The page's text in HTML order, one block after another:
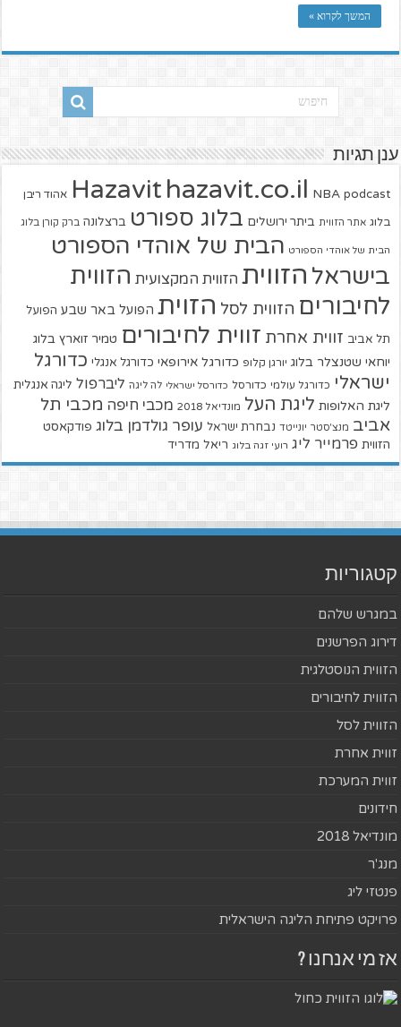
המשך לקרוא »
ענן תגיות
Hazavit hazavit.co.il NBA podcast אהוד ריבן
בלוג אתר הזווית ביתר ירושלים בלוג ספורט ברצלונה ברק קורן בלוג
הבית של אוהדי הספורט הבית של אוהדי הספורט
בישראל הזווית הזווית המקצועית הזווית
לחיבורים הזווית לסל הזוית הפועל באר שבע הפועל
תל אביב זווית אחרת זווית לחיבורים טמיר זוארץ בלוג
יוחאי שטנצלר בלוג יורגן קלופ כדורגל אירופאי כדורגל אנגלי כדורגל
ישראלי כדורגל עולמי כדורסל כדורסל ישראלי לה ליגה ליברפול ליגה אנגלית
ליגת האלופות ליגת העל מונדיאל 2018 מכבי חיפה מכבי תל
אביב מנצ'סטר יונייטד נבחרת ישראל עופר גולדמן בלוג פודקאסט
הזווית פרמייר ליג רועי זגה בלוג ריאל מדריד
קטגוריות
במגרש שלהם
דירוג הפרשנים
הזווית הנוסטלגית
הזווית לחיבורים
הזווית לסל
זווית אחרת
זווית המערכת
חידונים
מונדיאל 2018
מנג'ר
פנטזי ליג
פרויקט פתיחת הליגה הישראלית
אז מי אנחנו ?